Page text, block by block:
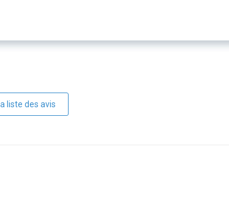
liste des avis